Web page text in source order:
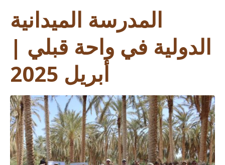
المدرسة الميدانية
الدولية في واحة قبلي |
أبريل 2025